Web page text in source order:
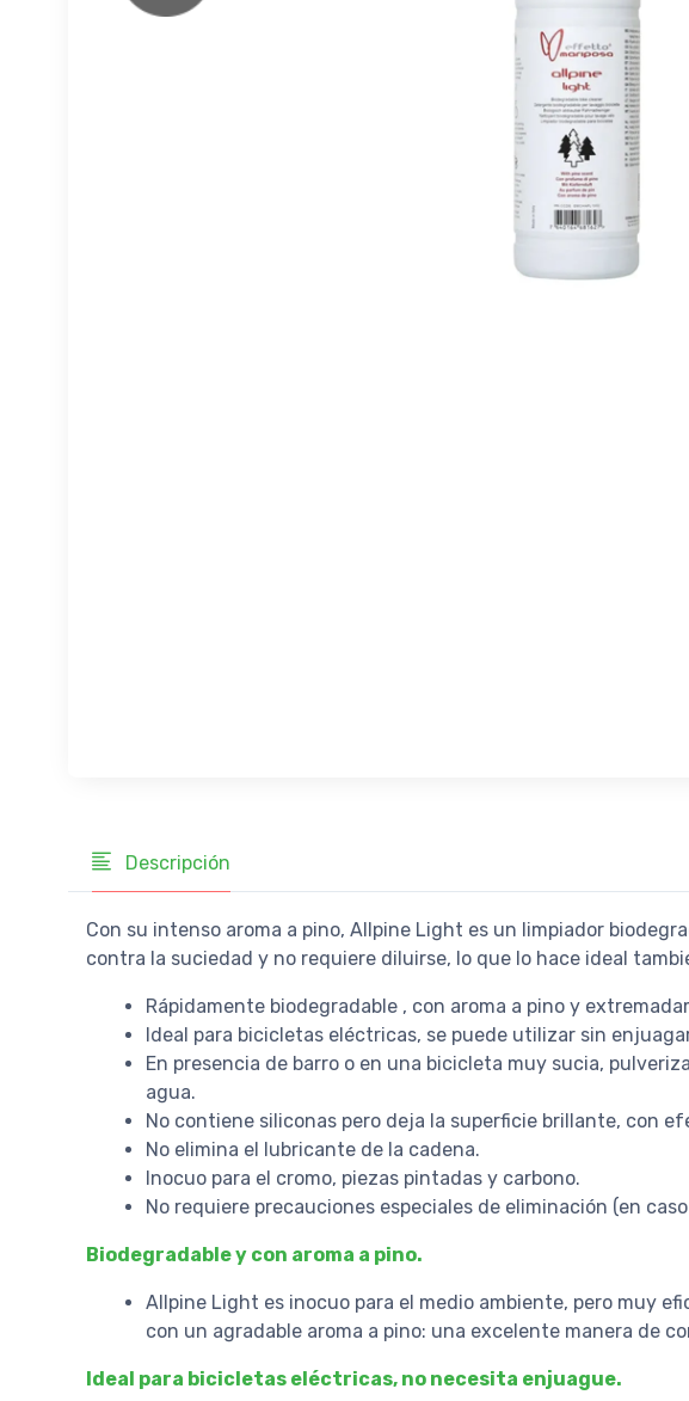
Descripción
Con su intenso aroma a pino, Allpine Light es un limpiador
contra la suciedad y no requiere diluirse, lo que lo hace ideal
Rápidamente biodegradable , con aroma a pino y
Ideal para bicicletas eléctricas, se puede utilizar sin
En presencia de barro o en una bicicleta muy sucia,
agua.
No contiene siliconas pero deja la superficie brillante, con
No elimina el lubricante de la cadena.
Inocuo para el cromo, piezas pintadas y carbono.
No requiere precauciones especiales de eliminación (en
Biodegradable y con aroma a pino.
Allpine Light es inocuo para el medio ambiente, pero muy
con un agradable aroma a pino: una excelente manera de
Ideal para bicicletas eléctricas, no necesita enjuague.